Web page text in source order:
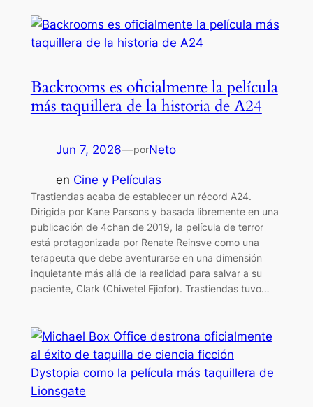
Backrooms es oficialmente la película
más taquillera de la historia de A24
Jun 7, 2026—porNeto
en Cine y Películas
Trastiendas acaba de establecer un récord A24.
Dirigida por Kane Parsons y basada libremente en una
publicación de 4chan de 2019, la película de terror
está protagonizada por Renate Reinsve como una
terapeuta que debe aventurarse en una dimensión
inquietante más allá de la realidad para salvar a su
paciente, Clark (Chiwetel Ejiofor). Trastiendas tuvo…